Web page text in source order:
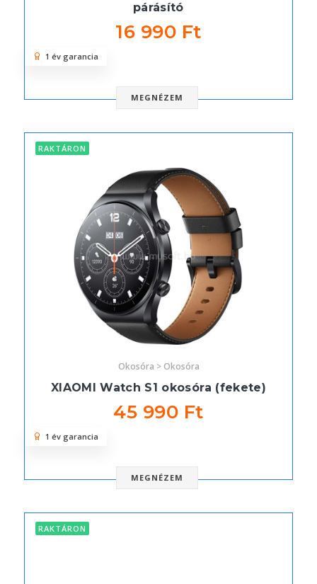
párásító
16 990 Ft
MEGNÉZEM
1 év garancia
RAKTÁRON
Okosóra > Okosóra
XIAOMI Watch S1 okosóra (fekete)
45 990 Ft
MEGNÉZEM
1 év garancia
RAKTÁRON